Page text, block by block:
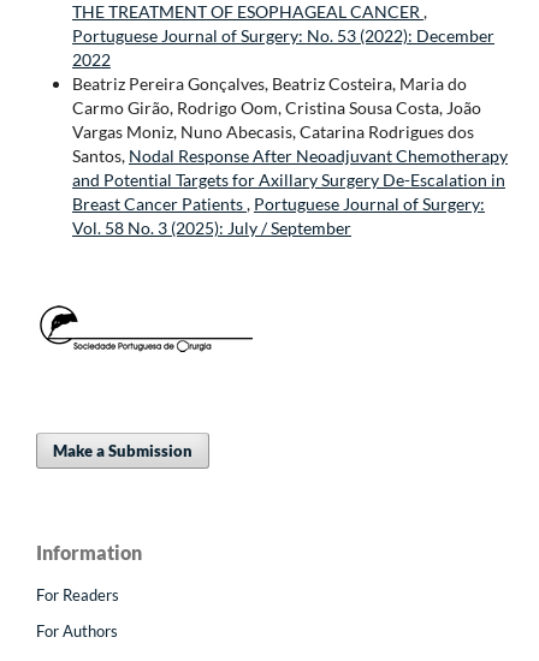
THE TREATMENT OF ESOPHAGEAL CANCER,
Portuguese Journal of Surgery: No. 53 (2022): December
2022
Beatriz Pereira Gonçalves, Beatriz Costeira, Maria do
Carmo Girão, Rodrigo Oom, Cristina Sousa Costa, João
Vargas Moniz, Nuno Abecasis, Catarina Rodrigues dos
Santos, Nodal Response After Neoadjuvant Chemotherapy
and Potential Targets for Axillary Surgery De-Escalation in
Breast Cancer Patients, Portuguese Journal of Surgery:
Vol. 58 No. 3 (2025): July / September
Make a Submission
Information
For Readers
For Authors